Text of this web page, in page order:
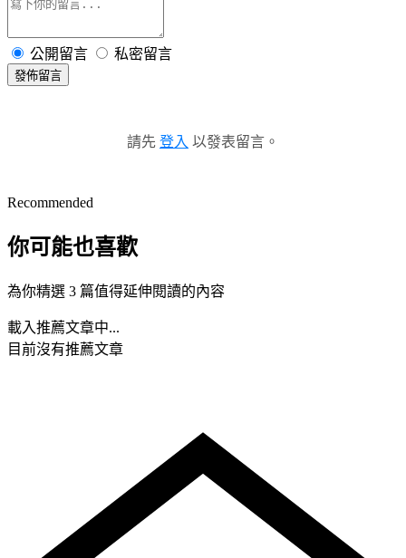
公開留言 私密留言
發佈留言
請先 登入 以發表留言。
Recommended
你可能也喜歡
為你精選 3 篇值得延伸閱讀的內容
載入推薦文章中...
目前沒有推薦文章